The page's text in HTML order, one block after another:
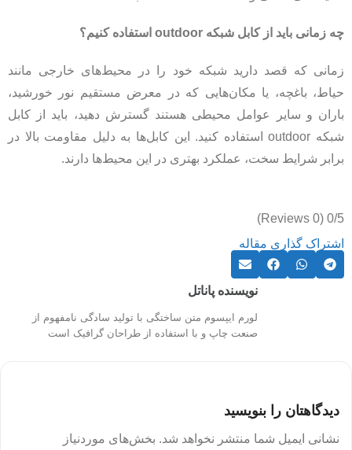
چه زمانی باید از کابل شبکه outdoor استفاده کنیم؟
زمانی که قصد دارید شبکه خود را در محیط‌های خارجی مانند
حیاط، باغچه، یا مکان‌هایی که در معرض مستقیم نور خورشید،
باران و سایر عوامل محیطی هستند گسترش دهید، باید از کابل
شبکه outdoor استفاده کنید. این کابل‌ها به دلیل مقاومت بالا در
برابر شرایط سخت، عملکرد بهتری در این محیط‌ها دارند.
0/5
(0 Reviews)
اشتراک گذاری مقاله
نویسنده پاناتل
لورم ایپسوم متن ساختگی با تولید سادگی نامفهوم از
صنعت چاپ و با استفاده از طراحان گرافیک است
دیدگاهتان را بنویسید
نشانی ایمیل شما منتشر نخواهد شد. بخش‌های موردنیاز